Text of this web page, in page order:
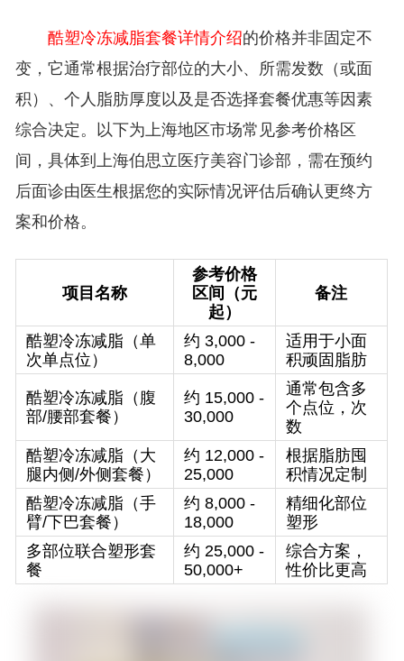
酷塑冷冻减脂套餐详情介绍的价格并非固定不
变，它通常根据治疗部位的大小、所需发数（或面
积）、个人脂肪厚度以及是否选择套餐优惠等因素
综合决定。以下为上海地区市场常见参考价格区
间，具体到上海伯思立医疗美容门诊部，需在预约
后面诊由医生根据您的实际情况评估后确认更终方
案和价格。
项目名称
参考价格
区间（元
起）
备注
酷塑冷冻减脂（单
次单点位）
约 3,000 -
8,000
适用于小面
积顽固脂肪
酷塑冷冻减脂（腹
部/腰部套餐）
约 15,000 -
30,000
通常包含多
个点位，次
数
酷塑冷冻减脂（大
腿内侧/外侧套餐）
约 12,000 -
25,000
根据脂肪囤
积情况定制
酷塑冷冻减脂（手
臂/下巴套餐）
约 8,000 -
18,000
精细化部位
塑形
多部位联合塑形套
餐
约 25,000 -
50,000+
综合方案，
性价比更高